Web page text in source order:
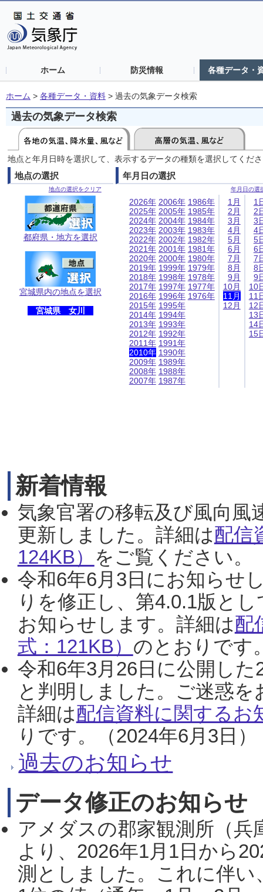
ホーム 防災情報 各種データ・
ホーム > 各種データ・資料 > 過去の気象データ検索
過去の気象データ検索
地点と年月日時を選択して、表示するデータの種類を選択してくだ
地点の選択
地点の選択をクリア
都府県・地方を選択
宮城県内の地点を選択
宮城県 女川
年月日の選択
年月日の選
2026年
2025年
2024年
2023年
2022年
2021年
2020年
2019年
2018年
2017年
2016年
2015年
2014年
2013年
2012年
2011年
2010年
2009年
2008年
2007年
2006年
2005年
2004年
2003年
2002年
2001年
2000年
1999年
1998年
1997年
1996年
1995年
1994年
1993年
1992年
1991年
1990年
1989年
1988年
1987年
1986年
1985年
1984年
1983年
1982年
1981年
1980年
1979年
1978年
1977年
1976年
1月
2月
3月
4月
5月
6月
7月
8月
9月
10月
11月
12月
1
2
3
4
5
6
7
8
9
10
11
12
13
14
15
新着情報
気象官署の移転及び風向風
更新しました。詳細は配信
124KB） をご覧ください。
令和6年6月3日にお知らせ
りを修正し、第4.0.1版と
お知らせします。詳細は配
式：121KB） のとおりです
令和6年3月26日に公開し
と判明しました。ご迷惑
詳細は配信資料に関するお
りです。（2024年6月3日）
過去のお知らせ
データ修正のお知らせ
アメダスの郡家観測所（
より、2026年1月1日から
測としました。これに伴い